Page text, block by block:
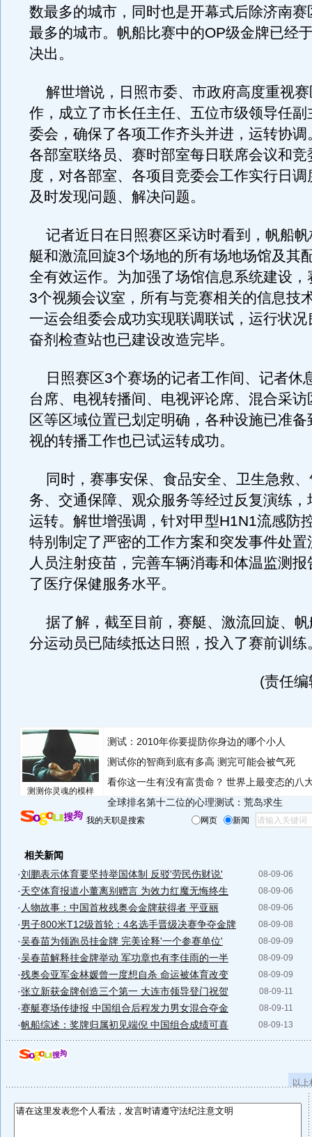
数最多的城市，同时也是开幕式后除济南赛
最多的城市。帆船比赛中的OP级金牌已经
决出。
解世增说，日照市委、市政府高度重视赛
作，成立了市长任主任、五位市级领导任副
委会，确保了各项工作齐头并进，运转协调
各部室联络员、赛时部室每日联席会议和竞
度，对各部室、各项目竞委会工作实行日
及时发现问题、解决问题。
记者近日在日照赛区采访时看到，帆船帆
艇和激流回旋3个场地的所有场地场馆及其
全有效运作。为加强了场馆信息系统建设，
3个视频会议室，所有与竞赛相关的信息技
一运会组委会成功实现联调联试，运行状况
奋剂检查站也已建设改造完毕。
日照赛区3个赛场的记者工作间、记者休
台席、电视转播间、电视评论席、混合采
区等区域位置已划定明确，各种设施已准
视的转播工作也已试运转成功。
同时，赛事安保、食品安全、卫生急救、
务、交通保障、观众服务等经过反复演练，
运转。解世增强调，针对甲型H1N1流感防
特别制定了严密的工作方案和突发事件处置
人员注射疫苗，完善车辆消毒和体温监测
了医疗保健服务水平。
据了解，截至目前，赛艇、激流回旋、帆
分运动员已陆续抵达日照，投入了赛前训练
(责任
测测你灵魂的模样
测试：2010年你要提防你身边的哪个小人
测试你的智商到底有多高 测完可能会被气死
看你这一生有没有富贵命？ 世界上最变态的八
全球排名第十二位的心理测试：荒岛求生
我的天职是搜索 网页 新闻
相关新闻
08-09-06
·刘鹏表示体育要坚持举国体制 反驳'劳民伤财说'
08-09-06
·天空体育报道小董离别赠言 为效力红魔无悔终生
08-09-06
· 人物故事：中国首枚残奥会金牌获得者 平亚丽
08-09-08
·男子800米T12级首轮：4名选手晋级决赛争夺金牌
08-09-09
·吴春苗为领跑员挂金牌 完美诠释'一个参赛单位'
08-09-09
·吴春苗解释挂金牌举动 军功章也有李佳雨的一半
08-09-09
·残奥会亚军金林媛曾一度想自杀 命运被体育改变
08-09-11
·张立新获金牌创造三个第一 大连市领导登门祝贺
08-09-11
·赛艇赛场传捷报 中国组合后程发力男女混合夺金
08-09-13
·帆船综述：奖牌归属初见端倪 中国组合成绩可喜
以